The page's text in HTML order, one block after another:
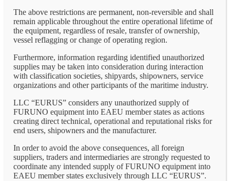
The above restrictions are permanent, non-reversible and shall
remain applicable throughout the entire operational lifetime of
the equipment, regardless of resale, transfer of ownership,
vessel reflagging or change of operating region.
Furthermore, information regarding identified unauthorized
supplies may be taken into consideration during interaction
with classification societies, shipyards, shipowners, service
organizations and other participants of the maritime industry.
LLC “EURUS” considers any unauthorized supply of
FURUNO equipment into EAEU member states as actions
creating direct technical, operational and reputational risks for
end users, shipowners and the manufacturer.
In order to avoid the above consequences, all foreign
suppliers, traders and intermediaries are strongly requested to
coordinate any intended supply of FURUNO equipment into
EAEU member states exclusively through LLC “EURUS”.